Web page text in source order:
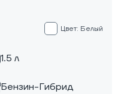
Цвет: Белый
1.5 л
Бензин-Гибрид